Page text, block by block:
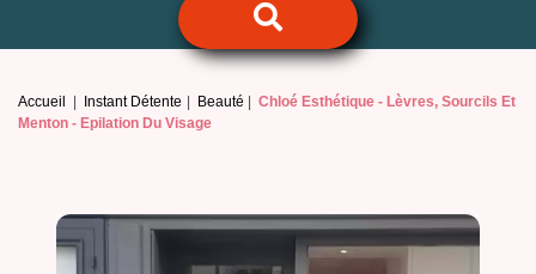
Accueil Instant Détente Beauté Chloé Esthétique - Lèvres, Sourcils Et
Menton - Epilation Du Visage